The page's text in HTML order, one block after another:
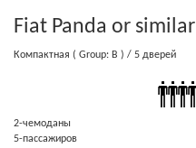
Fiat Panda or similar
Компактная ( Group: B ) / 5 дверей
2-чемоданы
5-пассажиров